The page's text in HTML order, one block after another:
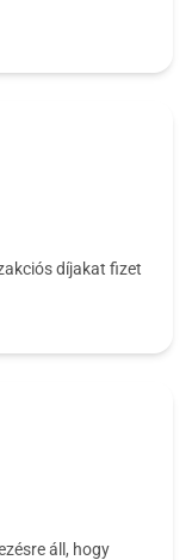
díjakat fizet
áll, hogy